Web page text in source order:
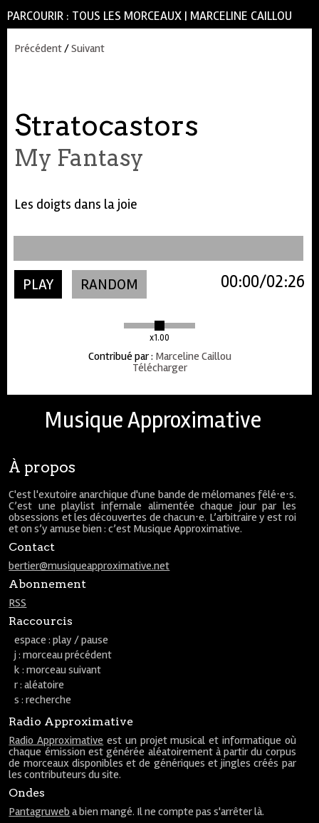
PARCOURIR : TOUS LES MORCEAUX | MARCELINE CAILLOU
Précédent/Suivant
Stratocastors
My Fantasy
Les doigts dans la joie
PLAY RANDOM
x1.00
02:26
00:00
Contribué par: Marceline Caillou
Télécharger
Musique Approximative
À propos
C'est l'exutoire anarchique d'une bande de mélomanes fêlé⋅e⋅s.
C’est une playlist infernale alimentée chaque jour par les
obsessions et les découvertes de chacun⋅e. L’arbitraire y est roi
et on s’y amuse bien : c’est Musique Approximative.
Contact
bertier@musiqueapproximative.net
Abonnement
RSS
Raccourcis
espace : play / pause
j : morceau précédent
k : morceau suivant
r : aléatoire
s : recherche
Radio Approximative
Radio Approximative est un projet musical et informatique où
chaque émission est générée aléatoirement à partir du corpus
de morceaux disponibles et de génériques et jingles créés par
les contributeurs du site.
Ondes
Pantagruweb a bien mangé. Il ne compte pas s'arrêter là.